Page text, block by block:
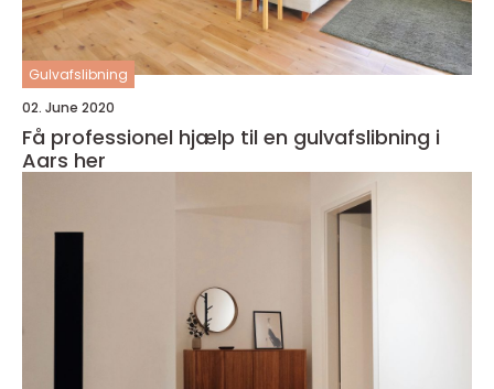
Gulvafslibning
02. June 2020
Få professionel hjælp til en gulvafslibning i
Aars her